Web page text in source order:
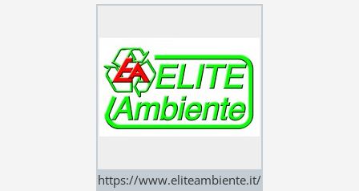
https://www.eliteambiente.it/